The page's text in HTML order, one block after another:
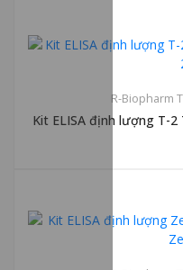
R-Biopharm
Kit ELISA định lượng T-2